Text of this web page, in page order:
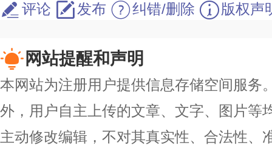
评论
发布 纠错/删除 版权声
网站提醒和声明
本网站为注册用户提供信息存储空间服务
外，用户自主上传的文章、文字、图片等
主动修改编辑，不对其真实性、合法性、